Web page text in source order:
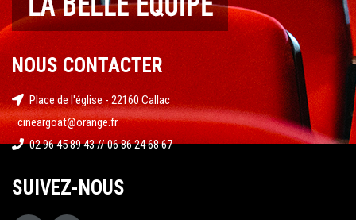
NOUS CONTACTER
Place de l'église - 22160 Callac
cineargoat@orange.fr
02 96 45 89 43 // 06 86 24 68 67
SUIVEZ-NOUS